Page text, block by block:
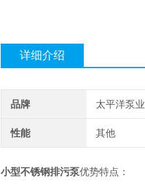
详细介绍
品牌 太平洋泵业
性能 其他
小型不锈钢排污泵优势特点：